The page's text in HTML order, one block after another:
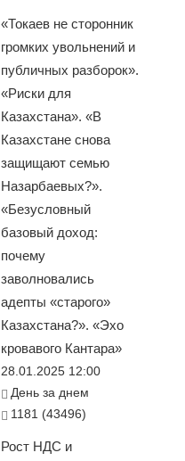
«Токаев не сторонник
громких увольнений и
публичных разборок».
«Риски для
Казахстана». «В
Казахстане снова
защищают семью
Назарбаевых?».
«Безусловный
базовый доход:
почему
заволновались
адепты «старого»
Казахстана?». «Эхо
кровавого Кантара»
28.01.2025 12:00
День за днем
1181 (43496)
Рост НДС и